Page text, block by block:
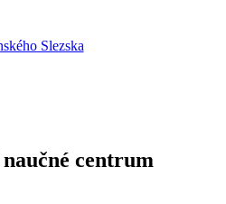
centrum